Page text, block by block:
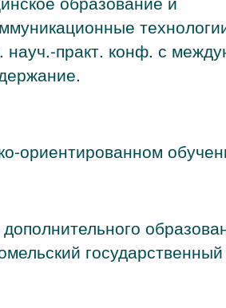
науч.-практ. конф. с
ориентированном
государственный